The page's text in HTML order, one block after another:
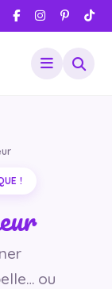
!
ou